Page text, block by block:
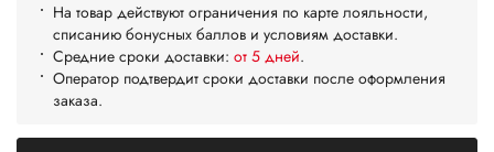
На товар действуют ограничения по карте лояльности,
списанию бонусных баллов и условиям доставки.
Средние сроки доставки: от 5 дней.
Оператор подтвердит сроки доставки после оформления
заказа.